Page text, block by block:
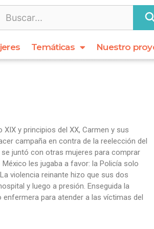
Temáticas Nuestro
y principios del XX, Carmen y sus
campaña en contra de la reelección del
juntó con otras mujeres para comprar
les jugaba a favor: la Policía solo
violencia reinante hizo que sus dos
y luego a presión. Enseguida la
para atender a las víctimas del